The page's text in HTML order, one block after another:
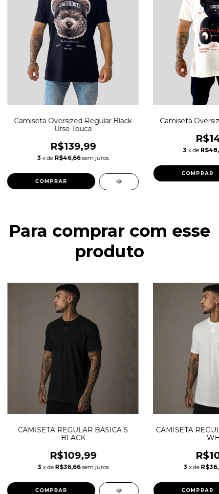
Camiseta Oversized Regular Black
Urso Touca
R$139,99
3 x de R$46,66 sem juros
COMPRAR
Camiseta
3 x de
COMPRAR
Para comprar com esse
produto
CAMISETA REGULAR BÁSICA S
BLACK
R$109,99
3 x de R$36,66 sem juros
COMPRAR
CAMISETA
3 x de
COMPRAR